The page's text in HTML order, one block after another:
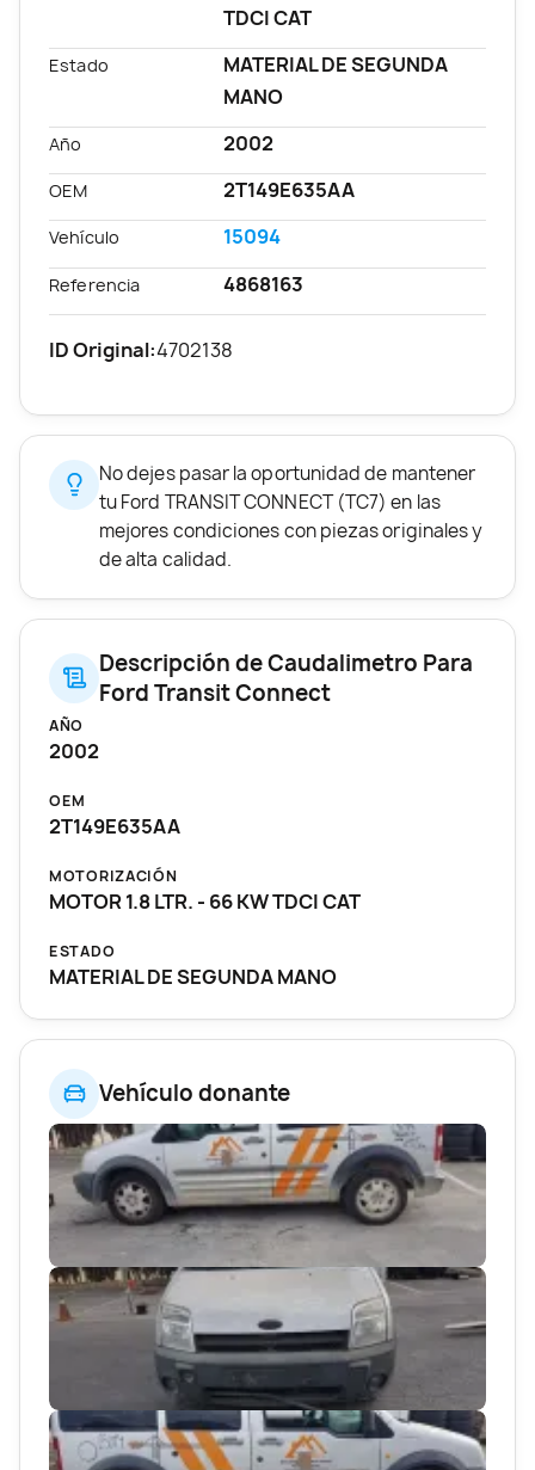
Vehículo donante
TDCI CAT
Estado
MATERIAL DE SEGUNDA
MANO
Año 2002
OEM 2T149E635AA
Vehículo 15094
Referencia 4868163
ID Original:4702138
No dejes pasar la oportunidad de mantener
tu Ford TRANSIT CONNECT (TC7) en las
mejores condiciones con piezas originales y
de alta calidad.
Descripción de Caudalimetro Para
Ford Transit Connect
AÑO
2002
OEM
2T149E635AA
MOTORIZACIÓN
MOTOR 1.8 LTR. - 66 KW TDCI CAT
ESTADO
MATERIAL DE SEGUNDA MANO